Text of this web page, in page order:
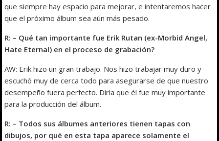
que siempre hay espacio para mejorar, e intentaremos hacer
que el próximo álbum sea aún más pesado.
R: – Qué tan importante fue Erik Rutan (ex-Morbid Angel,
Hate Eternal) en el proceso de grabación?
AW: Erik hizo un gran trabajo. Nos hizo trabajar muy duro y
escuchó muy de cerca todo para asegurarse de que nuestro
desempeño fuera perfecto. Diría que él fue muy importante
para la producción del álbum.
R: – Todos sus álbumes anteriores tienen tapas con
dibujos, por qué en esta tapa aparece solamente el